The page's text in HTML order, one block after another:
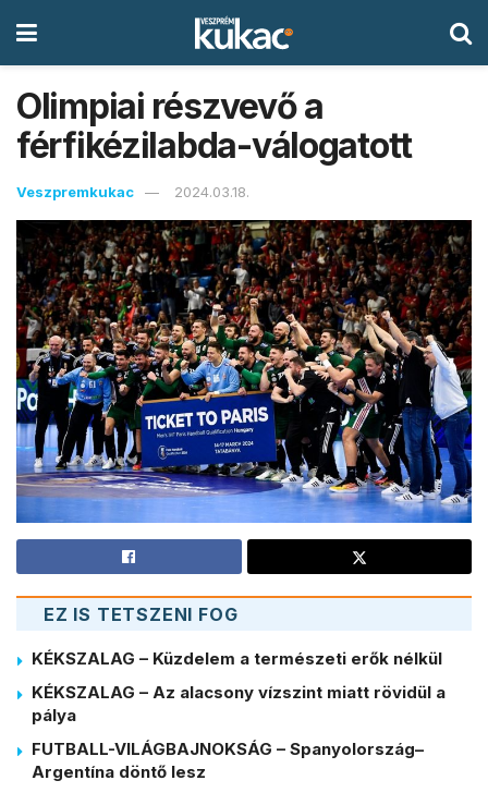
Olimpiai részvevő a
férfikézilabda-válogatott
Veszpremkukac 2024.03.18.
EZ IS TETSZENI FOG
KÉKSZALAG – Küzdelem a természeti erők nélkül
KÉKSZALAG – Az alacsony vízszint miatt rövidül a
pálya
FUTBALL-VILÁGBAJNOKSÁG – Spanyolország–
Argentína döntő lesz